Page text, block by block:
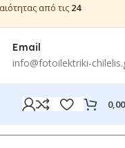
από τις 24
Email
info@fotoilektriki-